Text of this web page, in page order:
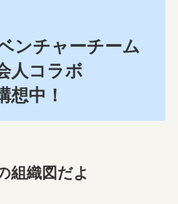
ンチャーチーム
人コラボ
中！
組織図だよ